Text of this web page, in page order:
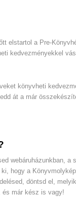
elstartol a Pre-
kedvezményekkel
könyvheti
át a már
webáruházunkban, a
hogy a
döntsd el,
és már kész is vagy!